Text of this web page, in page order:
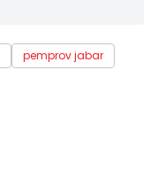
pemprov jabar